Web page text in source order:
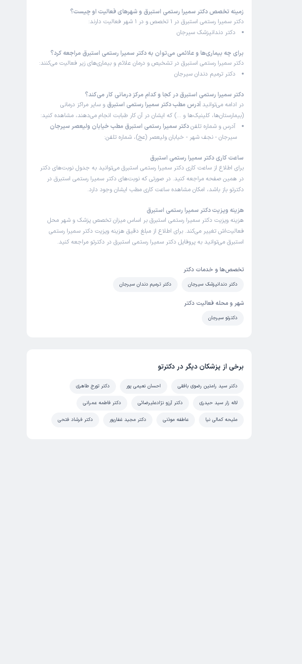
زمینه تخصص دکتر سمیرا رستمی استبرق و شهرهای فعالیت او چیست؟
دکتر سمیرا رستمی استبرق در 1 تخصص و در 1 شهر فعالیت دارند:
دکتر دندانپزشک سیرجان
برای چه بیماری‌ها و علائمی می‌توان به دکتر سمیرا رستمی استبرق مراجعه کرد؟
دکتر سمیرا رستمی استبرق در تشخیص و درمان علائم و بیماری‌های زیر فعالیت می‌کنند:
دکتر ترمیم دندان سیرجان
دکتر سمیرا رستمی استبرق در کجا و کدام مرکز درمانی کار می‌کند؟
در ادامه می‌توانید آدرس مطب دکتر سمیرا رستمی استبرق و سایر مراکز درمانی
(بیمارستان‌ها، کلینیک‌ها و …) که ایشان در آن کار طبابت انجام می‌دهند، مشاهده کنید:
آدرس و شماره تلفندکتر سمیرا رستمی استبرق مطب خیابان ولیعصر سیرجان
سیرجان - نجف شهر - خیابان ولیعصر (عج)، شماره تلفن:
ساعت کاری دکتر سمیرا رستمی استبرق
برای اطلاع از ساعت کاری دکتر سمیرا رستمی استبرق می‌توانید به جدول نوبت‌های دکتر
در همین صفحه مراجعه کنید. در صورتی که نوبت‌های دکتر سمیرا رستمی استبرق در
دکترتو باز باشد، امکان مشاهده ساعت کاری مطب ایشان وجود دارد.
هزینه ویزیت دکتر سمیرا رستمی استبرق
هزینه ویزیت دکتر سمیرا رستمی استبرق بر اساس میزان تخصص پزشک و شهر محل
فعالیت‌اش تغییر می‌کند. برای اطلاع از مبلغ دقیق هزینه ویزیت دکتر سمیرا رستمی
استبرق می‌توانید به پروفایل دکتر سمیرا رستمی استبرق در دکترتو مراجعه کنید.
تخصص‌ها و خدمات دکتر
دکتر دندانپزشک سیرجان دکتر ترمیم دندان سیرجان
شهر و محله فعالیت دکتر
دکترتو سیرجان
برخی از پزشکان دیگر در دکترتو
دکتر سید رامتین رضوی بافقی احسان نعیمی پور دکتر تورج طاهری
لاله زار سید حیدری دکتر آرزو نژادعلیرضائی دکتر فاطمه عمرانی
ملیحه کمالی نیا عاطفه موذنی دکتر مجید غفارپور دکتر فرشاد فتحی